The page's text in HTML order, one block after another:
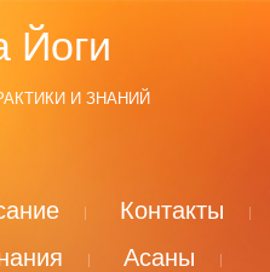
Йоги
И ЗНАНИЙ
Контакты
Асаны